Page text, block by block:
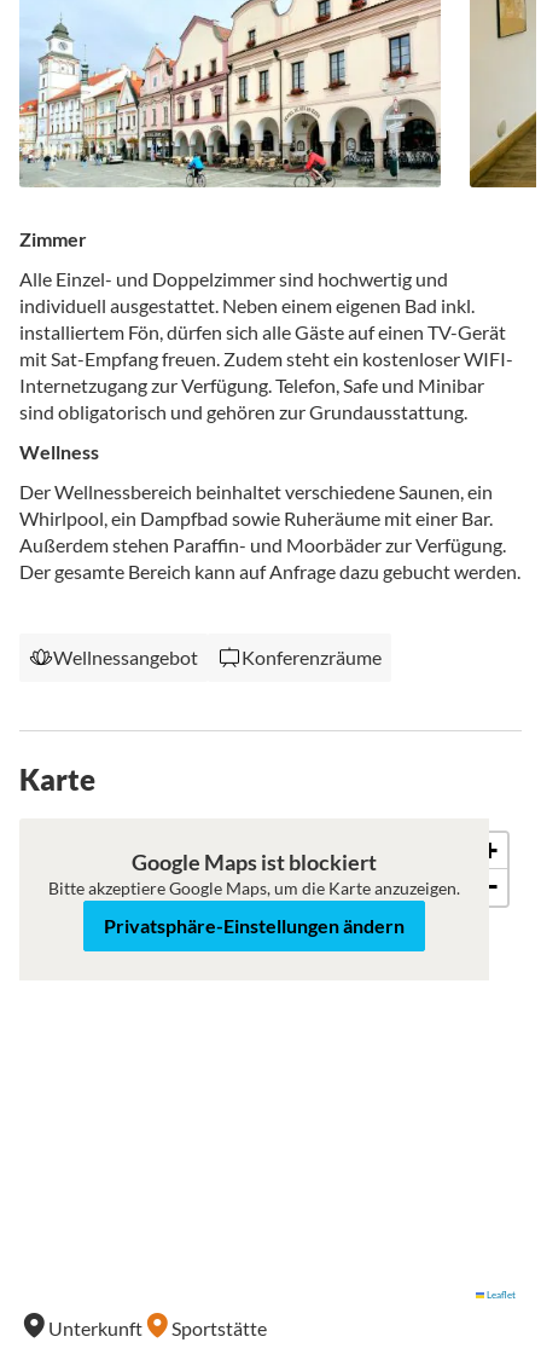
Zimmer
Alle Einzel- und Doppelzimmer sind hochwertig und
individuell ausgestattet. Neben einem eigenen Bad inkl.
installiertem Fön, dürfen sich alle Gäste auf einen TV-Gerät
mit Sat-Empfang freuen. Zudem steht ein kostenloser WIFI-
Internetzugang zur Verfügung. Telefon, Safe und Minibar
sind obligatorisch und gehören zur Grundausstattung.
Wellness
Der Wellnessbereich beinhaltet verschiedene Saunen, ein
Whirlpool, ein Dampfbad sowie Ruheräume mit einer Bar.
Außerdem stehen Paraffin- und Moorbäder zur Verfügung.
Der gesamte Bereich kann auf Anfrage dazu gebucht werden.
Wellnessangebot Konferenzräume
Karte
Roadmap Satellit
+
−
Leaflet
Google Maps ist blockiert
Bitte akzeptiere Google Maps, um die Karte anzuzeigen.
Privatsphäre-Einstellungen ändern
Unterkunft Sportstätte